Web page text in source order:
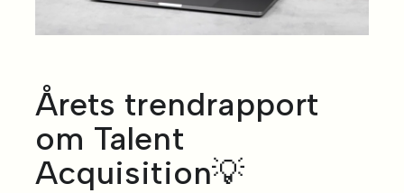
Årets trendrapport
om Talent
Acquisition💡